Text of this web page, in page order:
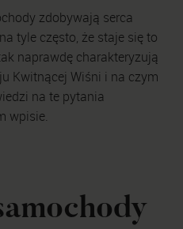
zdobywają serca
tyle często, że staje się to
naprawdę charakteryzują
Kwitnącej Wiśni i na czym
na te pytania
wpisie.